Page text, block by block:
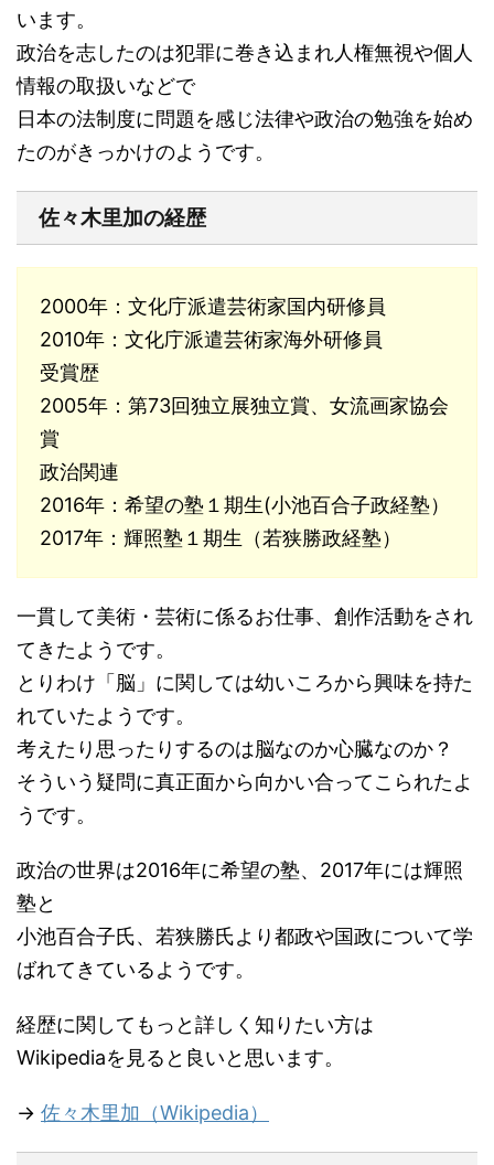
います。
政治を志したのは犯罪に巻き込まれ人権無視や個人
情報の取扱いなどで
日本の法制度に問題を感じ法律や政治の勉強を始め
たのがきっかけのようです。
佐々木里加の経歴
2000年：文化庁派遣芸術家国内研修員
2010年：文化庁派遣芸術家海外研修員
受賞歴
2005年：第73回独立展独立賞、女流画家協会
賞
政治関連
2016年：希望の塾１期生(小池百合子政経塾）
2017年：輝照塾１期生（若狭勝政経塾）
一貫して美術・芸術に係るお仕事、創作活動をされ
てきたようです。
とりわけ「脳」に関しては幼いころから興味を持た
れていたようです。
考えたり思ったりするのは脳なのか心臓なのか？
そういう疑問に真正面から向かい合ってこられたよ
うです。
政治の世界は2016年に希望の塾、2017年には輝照
塾と
小池百合子氏、若狭勝氏より都政や国政について学
ばれてきているようです。
経歴に関してもっと詳しく知りたい方は
Wikipediaを見ると良いと思います。
→ 佐々木里加（Wikipedia）